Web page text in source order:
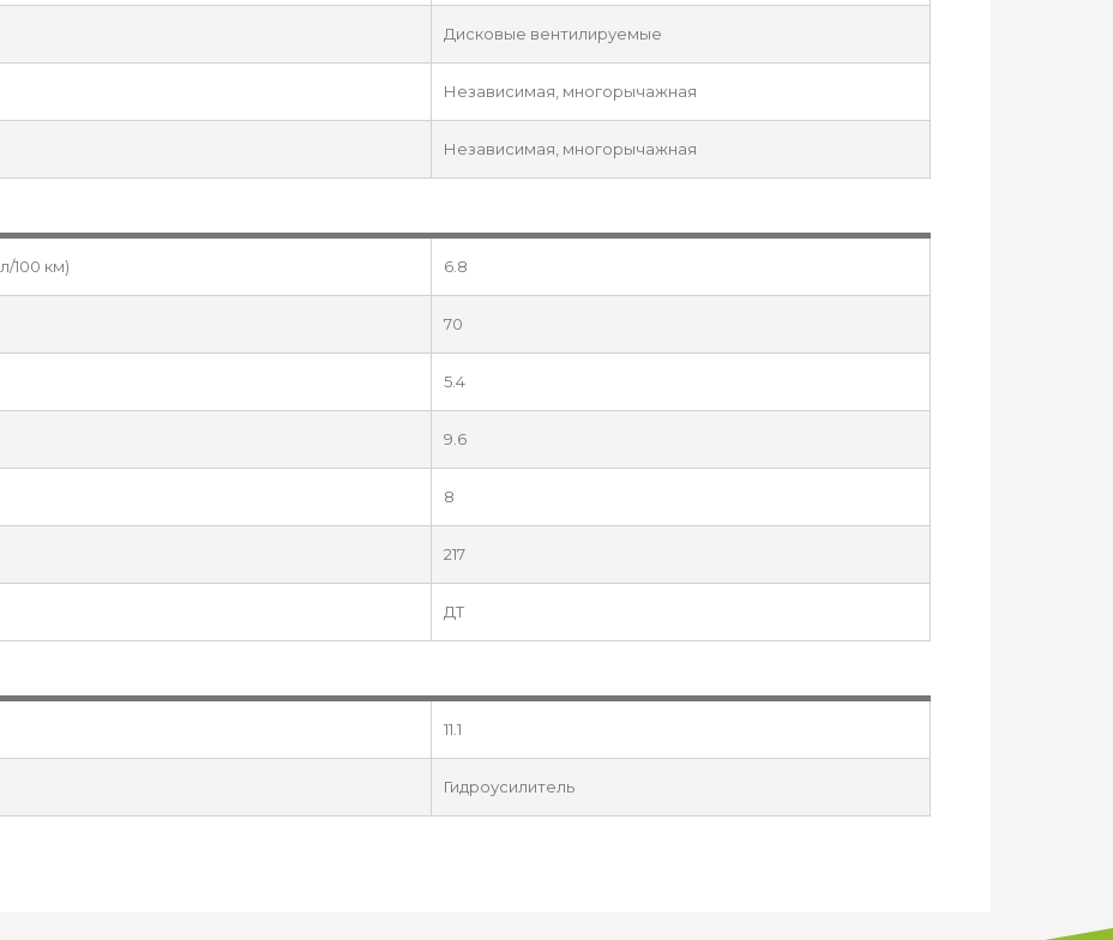
Дисковые вентилируемые
Независимая, многорычажная
Независимая, многорычажная
100 км) 6.8
70
5.4
9.6
8
217
ДТ
11.1
Гидроусилитель